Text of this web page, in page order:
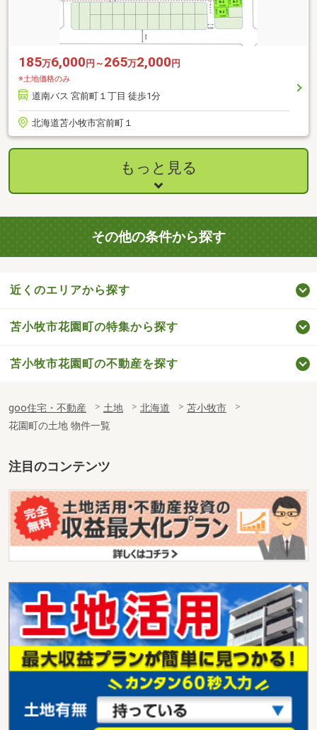
185万6,000円～ 265万2,000円
※土地価格のみ
道南バス 宮前町１丁目 徒歩1分
北海道苫小牧市宮前町１
もっと見る
その他の条件から探す
近くのエリアから探す
苫小牧市花園町の特集から探す
苫小牧市花園町の不動産を探す
goo住宅・不動産 土地 北海道
苫小牧市
花園町の土地 物件一覧
注目のコンテンツ